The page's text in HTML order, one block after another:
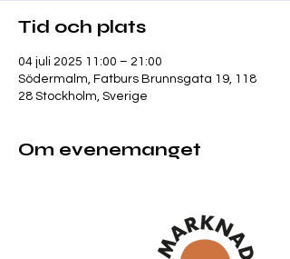
Tid och plats
04 juli 2025 11:00 – 21:00
Södermalm, Fatburs Brunnsgata 19, 118
28 Stockholm, Sverige
Om evenemanget